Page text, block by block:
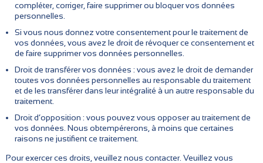
compléter, corriger, faire supprimer ou bloquer vos données
personnelles.
Si vous nous donnez votre consentement pour le traitement de
vos données, vous avez le droit de révoquer ce consentement et
de faire supprimer vos données personnelles.
Droit de transférer vos données : vous avez le droit de demander
toutes vos données personnelles au responsable du traitement
et de les transférer dans leur intégralité à un autre responsable du
traitement.
Droit d’opposition : vous pouvez vous opposer au traitement de
vos données. Nous obtempérerons, à moins que certaines
raisons ne justifient ce traitement.
Pour exercer ces droits, veuillez nous contacter. Veuillez vous